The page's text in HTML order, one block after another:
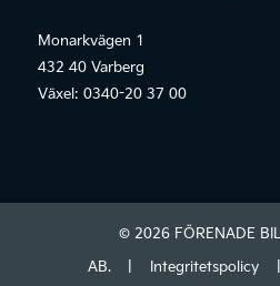
Monarkvägen 1
432 40 Varberg
Växel: 0340-20 37 00
© 2026 FÖRENADE
AB.
| Integritetspolicy |